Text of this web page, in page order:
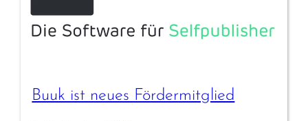
Buuk ist neues Fördermitglied